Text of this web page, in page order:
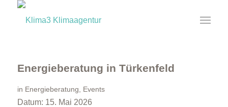
Energieberatung in Türkenfeld
in Energieberatung Events
Datum: 15. Mai 2026